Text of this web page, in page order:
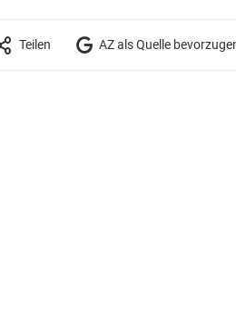
Teilen AZ als Quelle